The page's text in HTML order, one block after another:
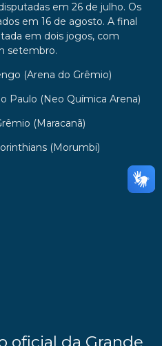
em 26 de julho. Os
em 16 de agosto. A final
em dois jogos, com
setembro.
(Arena do Grêmio)
Paulo (Neo Química Arena)
(Maracanã)
(Morumbi)
oficial da Grande